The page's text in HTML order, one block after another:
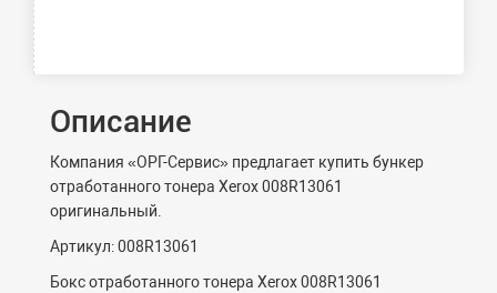
Описание
Компания «ОРГ-Сервис» предлагает купить бункер
отработанного тонера Xerox 008R13061
оригинальный.
Артикул: 008R13061
Бокс отработанного тонера Xerox 008R13061